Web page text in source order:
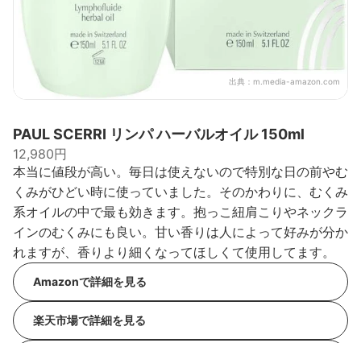
出典： m.media-amazon.com
PAUL SCERRI リンパ ハーバルオイル 150ml
12,980円
本当に値段が高い。毎日は使えないので特別な日の前やむ
くみがひどい時に使っていました。そのかわりに、むくみ
系オイルの中で最も効きます。抱っこ紐肩こりやネックラ
インのむくみにも良い。甘い香りは人によって好みが分か
れますが、香りより細くなってほしくて使用してます。
Amazonで詳細を見る
楽天市場で詳細を見る